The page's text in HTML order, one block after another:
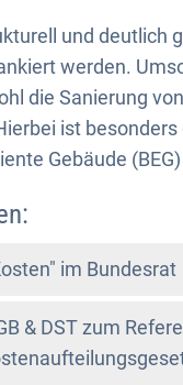
und deutlich
werden.
die Sanierung
ist
Gebäude
im Bundesrat
& DST zum